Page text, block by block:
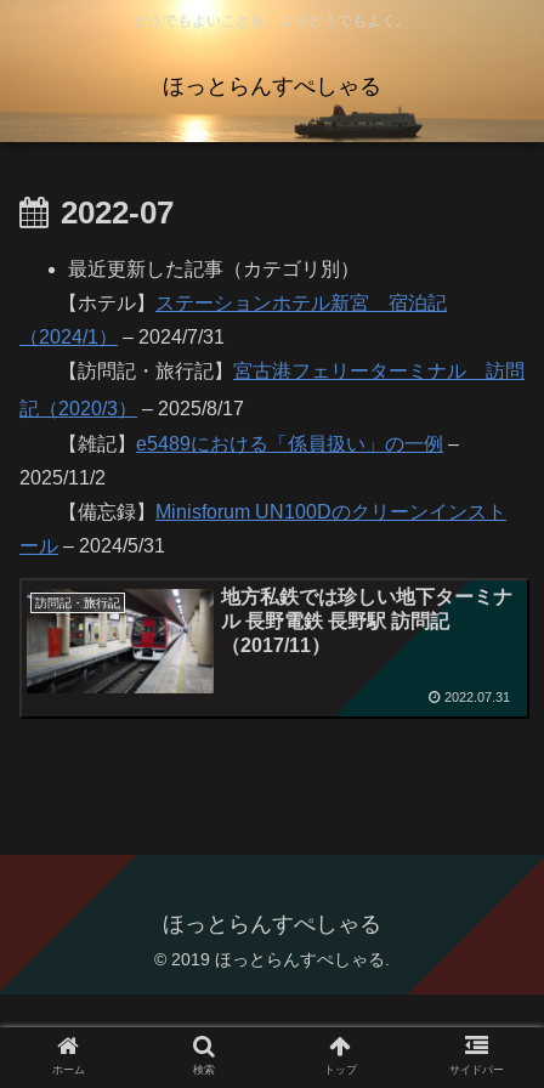
どうでもよいことを、よりどうでもよく。
ほっとらんすぺしゃる
2022-07
最近更新した記事（カテゴリ別）
【ホテル】
ステーションホテル新宮 宿泊記
（2024/1）
– 2024/7/31
【訪問記・旅行記】 宮古港フェリーターミナル 訪問
記（2020/3）
– 2025/8/17
【雑記】 e5489における「係員扱い」の一例 –
2025/11/2
【備忘録】
Minisforum UN100Dのクリーンインスト
ール – 2024/5/31
訪問記・旅行記
地方私鉄では珍しい地下ターミナ
ル 長野電鉄 長野駅 訪問記
（2017/11）
2022.07.31
ほっとらんすぺしゃる
© 2019 ほっとらんすぺしゃる.
ホーム 検索 トップ サイドバー